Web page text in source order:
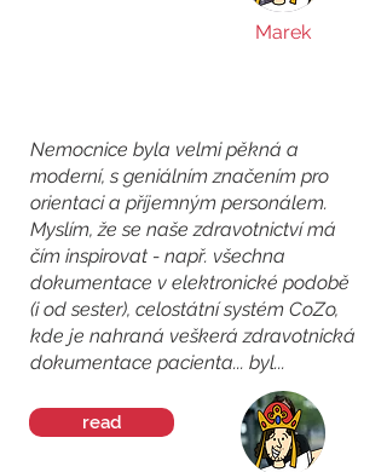
Marek
Nemocnice byla velmi pěkná a
moderní, s geniálním značením pro
orientaci a příjemným personálem.
Myslím, že se naše zdravotnictví má
čím inspirovat - např. všechna
dokumentace v elektronické podobě
(i od sester), celostátní systém CoZo,
kde je nahraná veškerá zdravotnická
dokumentace pacienta... byl...
read